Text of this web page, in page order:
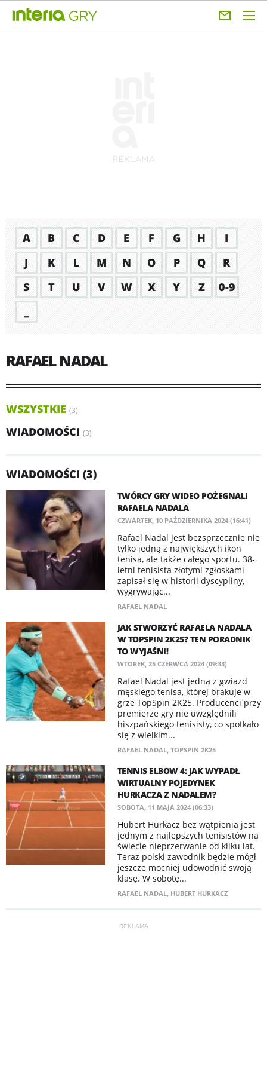
A B C D E F G H
I
J
K L M N O P Q
R
S
T U V W X Y Z
0-9
RAFAEL NADAL
WSZYSTKIE (3)
WIADOMOŚCI (3)
WIADOMOŚCI (3)
TWÓRCY GRY WIDEO POŻEGNALI
RAFAELA NADALA
CZWARTEK, 10 PAŹDZIERNIKA 2024 (16:41)
Rafael Nadal jest bezsprzecznie nie
tylko jedną z największych ikon
tenisa, ale także całego sportu. 38-
letni tenisista złotymi zgłoskami
zapisał się w historii dyscypliny,
wygrywając...
RAFAEL NADAL
JAK STWORZYĆ RAFAELA NADALA
W TOPSPIN 2K25? TEN PORADNIK
TO WYJAŚNI!
WTOREK, 25 CZERWCA 2024 (09:33)
Rafael Nadal jest jedną z gwiazd
męskiego tenisa, której brakuje w
grze TopSpin 2K25. Producenci przy
premierze gry nie uwzględnili
hiszpańskiego tenisisty, co spotkało
się z wielkim...
RAFAEL NADAL, TOPSPIN 2K25
TENNIS ELBOW 4: JAK WYPADŁ
WIRTUALNY POJEDYNEK
HURKACZA Z NADALEM?
SOBOTA, 11 MAJA 2024 (06:33)
Hubert Hurkacz bez wątpienia jest
jednym z najlepszych tenisistów na
świecie nieprzerwanie od kilku lat.
Teraz polski zawodnik będzie mógł
jeszcze mocniej udowodnić swoją
klasę. W sobotę...
RAFAEL NADAL, HUBERT HURKACZ
REKLAMA